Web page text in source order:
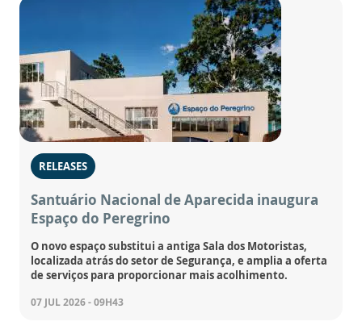
RELEASES
Santuário Nacional de Aparecida inaugura
Espaço do Peregrino
O novo espaço substitui a antiga Sala dos Motoristas,
localizada atrás do setor de Segurança, e amplia a oferta
de serviços para proporcionar mais acolhimento.
07 JUL 2026 - 09H43